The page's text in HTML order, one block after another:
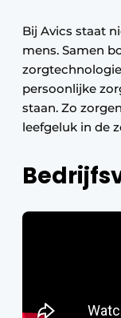
Bij Avics staat
mens. Samen
persoonlijke
staan. Zo
leefgeluk in de